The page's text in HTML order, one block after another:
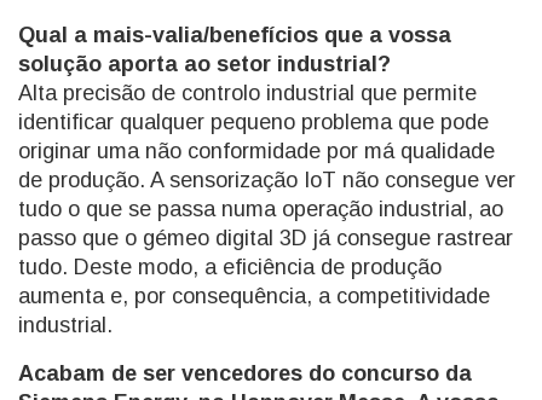
Qual a mais-valia/benefícios que a vossa
solução aporta ao setor industrial?
Alta precisão de controlo industrial que permite
identificar qualquer pequeno problema que pode
originar uma não conformidade por má qualidade
de produção. A sensorização IoT não consegue ver
tudo o que se passa numa operação industrial, ao
passo que o gémeo digital 3D já consegue rastrear
tudo. Deste modo, a eficiência de produção
aumenta e, por consequência, a competitividade
industrial.
Acabam de ser vencedores do concurso da